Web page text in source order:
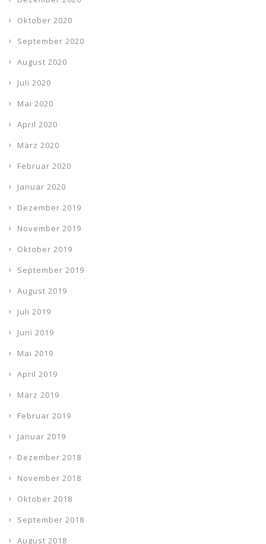
Oktober 2020
September 2020
August 2020
Juli 2020
Mai 2020
April 2020
März 2020
Februar 2020
Januar 2020
Dezember 2019
November 2019
Oktober 2019
September 2019
August 2019
Juli 2019
Juni 2019
Mai 2019
April 2019
März 2019
Februar 2019
Januar 2019
Dezember 2018
November 2018
Oktober 2018
September 2018
August 2018